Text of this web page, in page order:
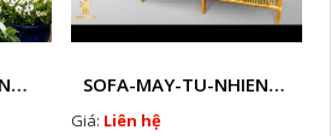
BO-SOFA-MAY-TU-NHIEN-HTT - M6 SOFA-MAY-TU-NHIEN-HTT - M7
Giá: Liên hệ